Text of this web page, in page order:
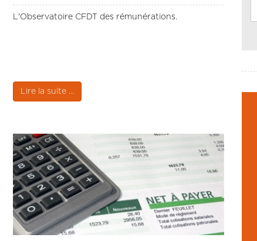
L'Observatoire CFDT des rémunérations.
Lire la suite ...